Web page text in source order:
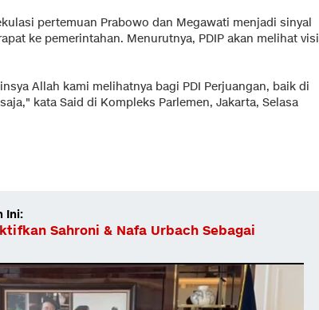
pertemuan Prabowo dan Megawati menjadi sinyal
ke pemerintahan. Menurutnya, PDIP akan melihat visi
Allah kami melihatnya bagi PDI Perjuangan, baik di
kata Said di Kompleks Parlemen, Jakarta, Selasa
Ini:
Sahroni & Nafa Urbach Sebagai